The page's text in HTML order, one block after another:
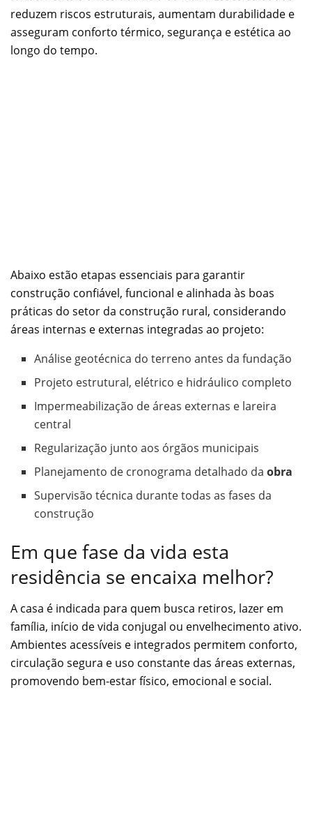
reduzem riscos estruturais, aumentam durabilidade e
asseguram conforto térmico, segurança e estética ao
longo do tempo.
Abaixo estão etapas essenciais para garantir
construção confiável, funcional e alinhada às boas
práticas do setor da construção rural, considerando
áreas internas e externas integradas ao projeto:
Análise geotécnica do terreno antes da fundação
Projeto estrutural, elétrico e hidráulico completo
Impermeabilização de áreas externas e lareira
central
Regularização junto aos órgãos municipais
Planejamento de cronograma detalhado daobra
Supervisão técnica durante todas as fases da
construção
Em que fase da vida esta
residência se encaixa melhor?
A casa é indicada para quem busca retiros, lazer em
família, início de vida conjugal ou envelhecimento ativo.
Ambientes acessíveis e integrados permitem conforto,
circulação segura e uso constante das áreas externas,
promovendo bem-estar físico, emocional e social.